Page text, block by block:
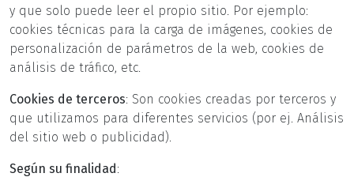
y que solo puede leer el propio sitio. Por ejemplo:
cookies técnicas para la carga de imágenes, cookies de
personalización de parámetros de la web, cookies de
análisis de tráfico, etc.
Cookies de terceros: Son cookies creadas por terceros y
que utilizamos para diferentes servicios (por ej. Análisis
del sitio web o publicidad).
Según su finalidad: